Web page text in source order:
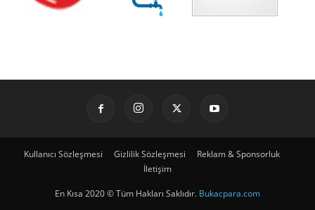
Kullanıcı Sözleşmesi Gizlilik Sözleşmesi
Reklam & Sponsorluk
İletişim
En Kısa 2020 © Tüm Hakları Saklıdır. Bukacpara.com